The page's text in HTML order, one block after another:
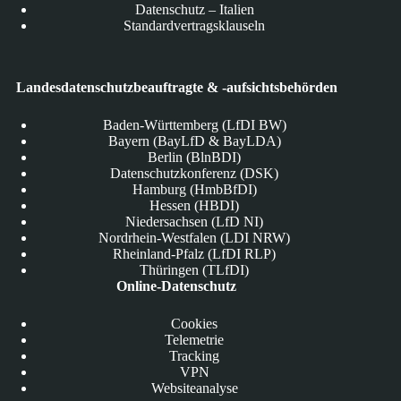
Datenschutz – Italien
Standardvertragsklauseln
Landesdatenschutzbeauftragte & -aufsichtsbehörden
Baden-Württemberg (LfDI BW)
Bayern (BayLfD & BayLDA)
Berlin (BlnBDI)
Datenschutzkonferenz (DSK)
Hamburg (HmbBfDI)
Hessen (HBDI)
Niedersachsen (LfD NI)
Nordrhein-Westfalen (LDI NRW)
Rheinland-Pfalz (LfDI RLP)
Thüringen (TLfDI)
Online-Datenschutz
Cookies
Telemetrie
Tracking
VPN
Websiteanalyse